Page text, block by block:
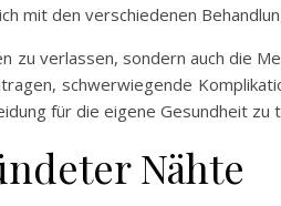
mit den verschiedenen
verlassen, sondern auch die
schwerwiegende
für die eigene Gesundheit zu
Nähte